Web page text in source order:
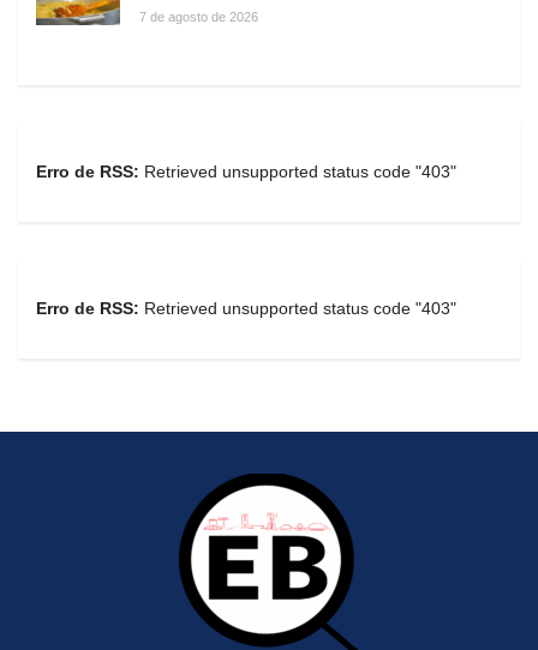
7 de agosto de 2026
Erro de RSS: Retrieved unsupported status code "403"
Erro de RSS: Retrieved unsupported status code "403"